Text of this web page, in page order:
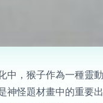
中，猴子作為一種靈
神怪題材畫中的重要